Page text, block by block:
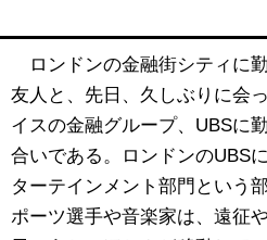
ロンドンの金融街シティに
友人と、先日、久しぶりに会
イスの金融グループ、UBSに
合いである。ロンドンのUBS
ターテインメント部門という
ポーツ選手や音楽家は、遠征